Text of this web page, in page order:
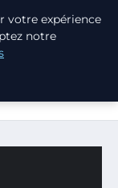
votre expérience
notre